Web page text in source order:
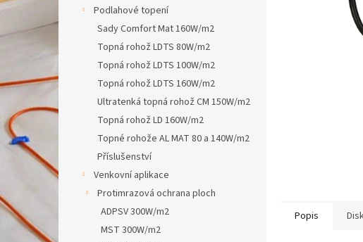
e
Podlahové topení
Sady Comfort Mat 160W/m2
Topná rohož LDTS 80W/m2
Topná rohož LDTS 100W/m2
Topná rohož LDTS 160W/m2
Ultratenká topná rohož CM 150W/m2
Topná rohož LD 160W/m2
Topné rohože AL MAT 80 a 140W/m2
Příslušenství
Venkovní aplikace
Protimrazová ochrana ploch
ADPSV 300W/m2
MST 300W/m2
Popis